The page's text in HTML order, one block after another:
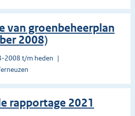
van groenbeheerplan
2008)
2008 t/m heden
rapportage 2021